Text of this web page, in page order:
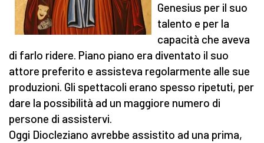
Genesius per il suo
talento e per la
capacità che aveva
di farlo ridere. Piano piano era diventato il suo
attore preferito e assisteva regolarmente alle sue
produzioni. Gli spettacoli erano spesso ripetuti, per
dare la possibilità ad un maggiore numero di
persone di assistervi.
Oggi Diocleziano avrebbe assistito ad una prima,